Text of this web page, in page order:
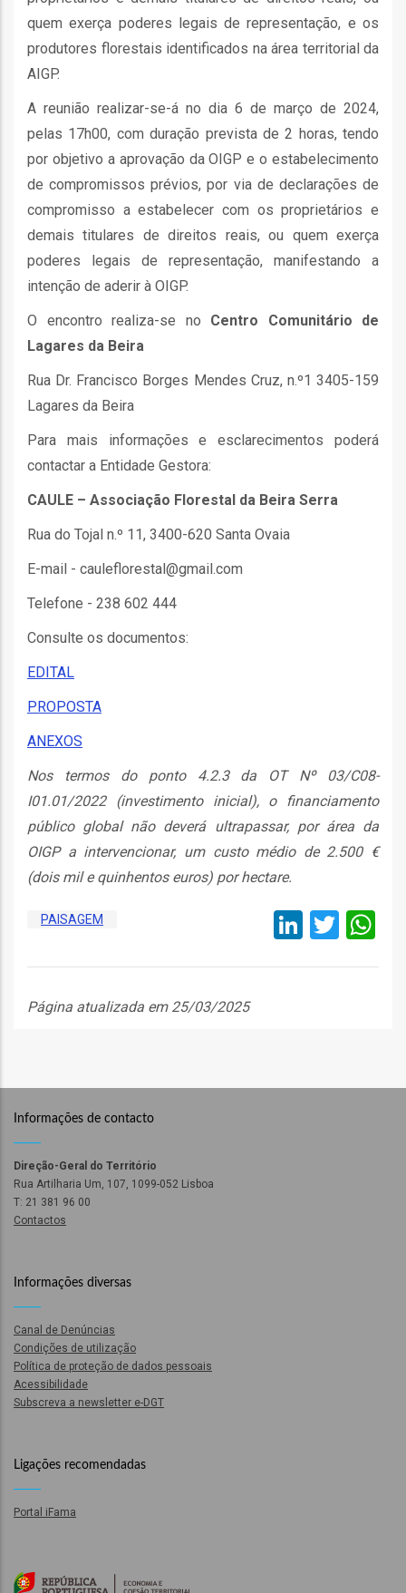
quem exerça poderes legais de representação, e os
produtores florestais identificados na área territorial da
AIGP.
A reunião realizar-se-á no dia 6 de março de 2024,
pelas 17h00, com duração prevista de 2 horas, tendo
por objetivo a aprovação da OIGP e o estabelecimento
de compromissos prévios, por via de declarações de
compromisso a estabelecer com os proprietários e
demais titulares de direitos reais, ou quem exerça
poderes legais de representação, manifestando a
intenção de aderir à OIGP.
O encontro realiza-se no Centro Comunitário de
Lagares da Beira
Rua Dr. Francisco Borges Mendes Cruz, n.º1 3405-159
Lagares da Beira
Para mais informações e esclarecimentos poderá
contactar a Entidade Gestora:
CAULE – Associação Florestal da Beira Serra
Rua do Tojal n.º 11, 3400-620 Santa Ovaia
E-mail - cauleflorestal@gmail.com
Telefone - 238 602 444
Consulte os documentos:
EDITAL
PROPOSTA
ANEXOS
Nos termos do ponto 4.2.3 da OT Nº 03/C08-
I01.01/2022 (investimento inicial), o financiamento
público global não deverá ultrapassar, por área da
OIGP a intervencionar, um custo médio de 2.500 €
(dois mil e quinhentos euros) por hectare.
PAISAGEM
Página atualizada em 25/03/2025
Informações de contacto
Direção-Geral do Território
Rua Artilharia Um, 107, 1099-052 Lisboa
T: 21 381 96 00
Contactos
Informações diversas
Canal de Denúncias
Condições de utilização
Política de proteção de dados pessoais
Acessibilidade
Subscreva a newsletter e-DGT
Ligações recomendadas
Portal iFama